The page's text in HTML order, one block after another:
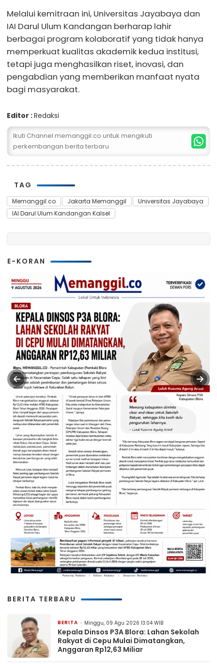
Melalui kemitraan ini, Universitas Jayabaya dan
IAI Darul Ulum Kandangan berharap lahir
berbagai program kolaboratif yang tidak hanya
memperkuat kualitas akademik kedua institusi,
tetapi juga menghasilkan riset, inovasi, dan
pengabdian yang memberikan manfaat nyata
bagi masyarakat.
Editor :Redaksi
Ikuti Channel memanggil.co untuk mengikuti
perkembangan berita terbaru
TAG
Memanggil.co Jakarta Memanggil
Universitas Jayabaya
IAI Darul Ulum Kandangan Kalsel
E-KORAN
BERITA TERBARU
BERITA Minggu, 09 Agu 2026 13:04 WIB
Kepala Dinsos P3A Blora: Lahan Sekolah
Rakyat di Cepu Mulai Dimatangkan,
Anggaran Rp12,63 Miliar